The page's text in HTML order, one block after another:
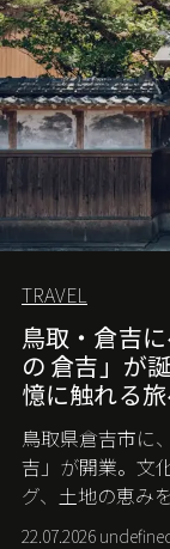
TRAVEL
鳥取・倉吉
の 倉吉」が
憶に触れる
鳥取県倉吉市に
吉」が開業。文
グ、土地の恵み
ちに深く滞在す
22.07.2026